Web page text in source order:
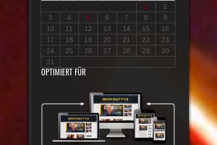
1
2
3
4 5 6 7 8
9
10
11 12 13 14 15
16
17
18 19 20 21 22
23
24
25 26 27 28 29
30
31
OPTIMIERT FÜR